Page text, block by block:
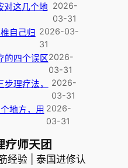
对这几个地 2026-
03-31
自己归 2026-03-
31
的四个误区 2026-
03-31
理疗法，
2026-
03-31
地方，用 2026-
03-31
疗师天团
经验 | 泰国进修认